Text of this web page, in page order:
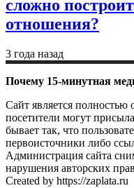
сложно
отношения?
3 года назад
Почему 15-минутная
Сайт является полностью
посетители могут
бывает так, что
первоисточники либо
Администрация сайта
нарушения авторских
Created by https://zaplata.ru